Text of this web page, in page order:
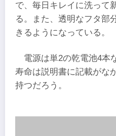
で、毎日キレイに洗って
る。また、透明なフタ部
きるようになっている。
電源は単2の乾電池4本
寿命は説明書に記載がな
持つだろう。